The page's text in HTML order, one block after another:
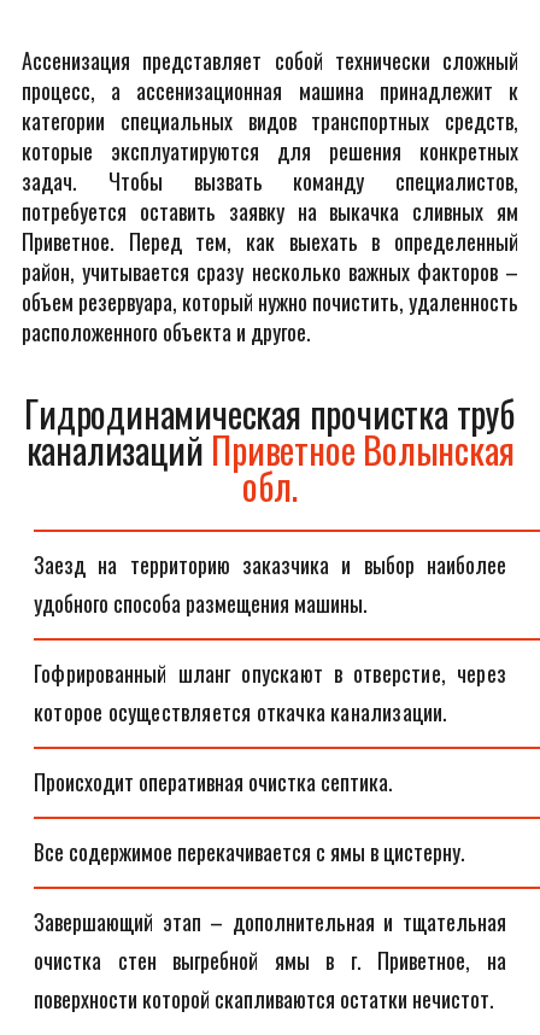
Ассенизация представляет собой технически сложный
процесс, а ассенизационная машина принадлежит к
категории специальных видов транспортных средств,
которые эксплуатируются для решения конкретных
задач. Чтобы вызвать команду специалистов,
потребуется оставить заявку на выкачка сливных ям
Приветное. Перед тем, как выехать в определенный
район, учитывается сразу несколько важных факторов –
объем резервуара, который нужно почистить, удаленность
расположенного объекта и другое.
Гидродинамическая прочистка труб
канализаций Приветное Волынская
обл.
Заезд на территорию заказчика и выбор наиболее
удобного способа размещения машины.
Гофрированный шланг опускают в отверстие, через
которое осуществляется откачка канализации.
Происходит оперативная очистка септика.
Все содержимое перекачивается с ямы в цистерну.
Завершающий этап – дополнительная и тщательная
очистка стен выгребной ямы в г. Приветное, на
поверхности которой скапливаются остатки нечистот.